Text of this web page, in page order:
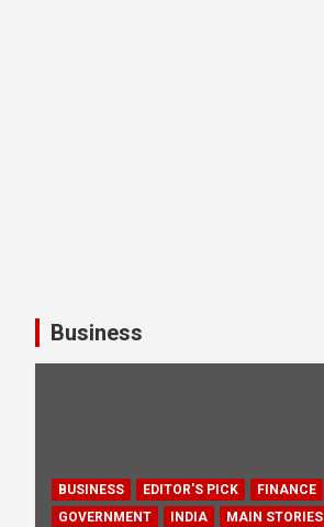
Business
BUSINESS EDITOR'S PICK
FINANCE
GOVERNMENT
INDIA
MAIN STORIES